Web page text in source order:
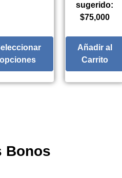
opciones
sugerido:
$75,000
Añadir al
Carrito
Bonos